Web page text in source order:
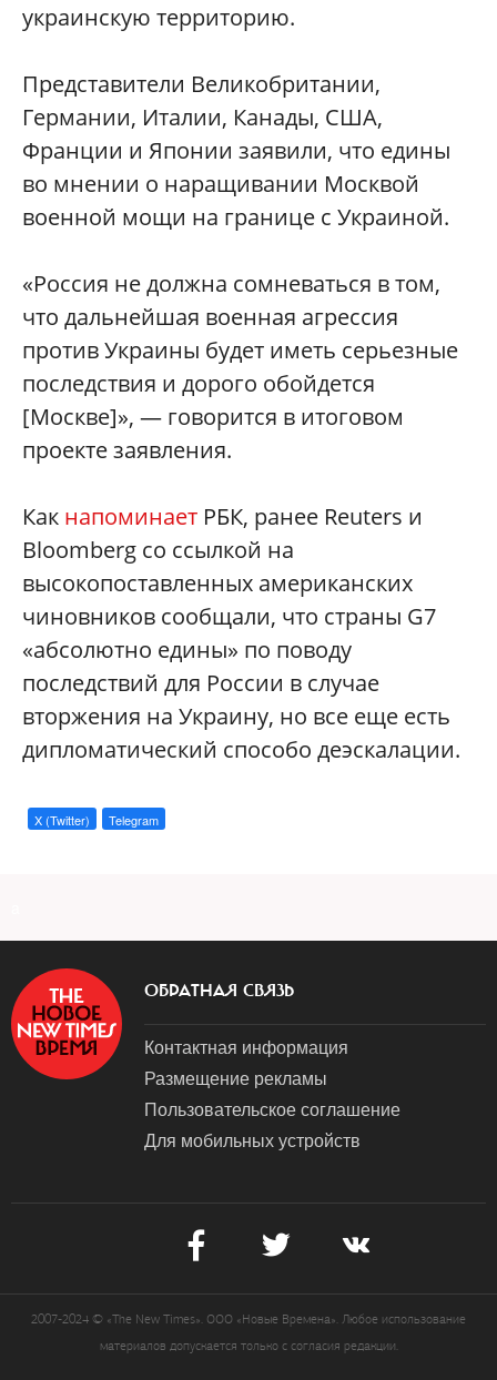
украинскую территорию.
Представители Великобритании,
Германии, Италии, Канады, США,
Франции и Японии заявили, что едины
во мнении о наращивании Москвой
военной мощи на границе с Украиной.
«Россия не должна сомневаться в том,
что дальнейшая военная агрессия
против Украины будет иметь серьезные
последствия и дорого обойдется
[Москве]», — говорится в итоговом
проекте заявления.
Как напоминает РБК, ранее Reuters и
Bloomberg со ссылкой на
высокопоставленных американских
чиновников сообщали, что страны G7
«абсолютно едины» по поводу
последствий для России в случае
вторжения на Украину, но все еще есть
дипломатический способо деэскалации.
X (Twitter) Telegram
ОБРАТНАЯ СВЯЗЬ
Контактная информация
Размещение рекламы
Пользовательское соглашение
Для мобильных устройств
2007-2024 © «The New Times». ООО «Новые Времена». Любое использование
материалов допускается только с согласия редакции.